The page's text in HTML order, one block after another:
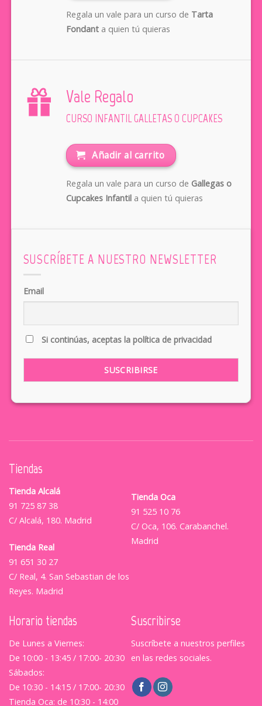
Regala un vale para un curso de Tarta
Fondanta quien tú quieras
Vale Regalo
CURSO INFANTIL GALLETAS O CUPCAKES
Añadir al carrito
Regala un vale para un curso de Gallegas o
Cupcakes Infantila quien tú quieras
SUSCRÍBETE A NUESTRO NEWSLETTER
Email
Si continúas, aceptas la política de privacidad
Tiendas
Tienda Alcalá
91 725 87 38
C/ Alcalá, 180. Madrid
Tienda Real
91 651 30 27
C/ Real, 4. San Sebastian de los
Reyes. Madrid
Tienda Oca
91 525 10 76
C/ Oca, 106. Carabanchel.
Madrid
Horario tiendas
De Lunes a Viernes:
De 10:00 - 13:45 / 17:00- 20:30
Sábados:
De 10:30 - 14:15 / 17:00- 20:30
Tienda Oca: de 10:30 - 14:00
Suscribirse
Suscríbete a nuestros perfiles
en las redes sociales.